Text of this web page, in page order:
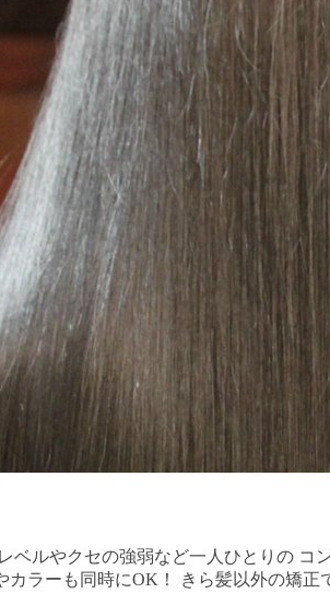
ベルやクセの強弱など一人ひとりの コ
ラーも同時にOK！ きら髪以外の矯正